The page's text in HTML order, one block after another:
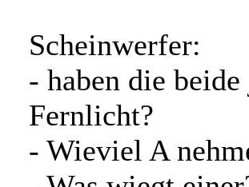
Scheinwerfer:
- haben die
Fernlicht?
- Wieviel A